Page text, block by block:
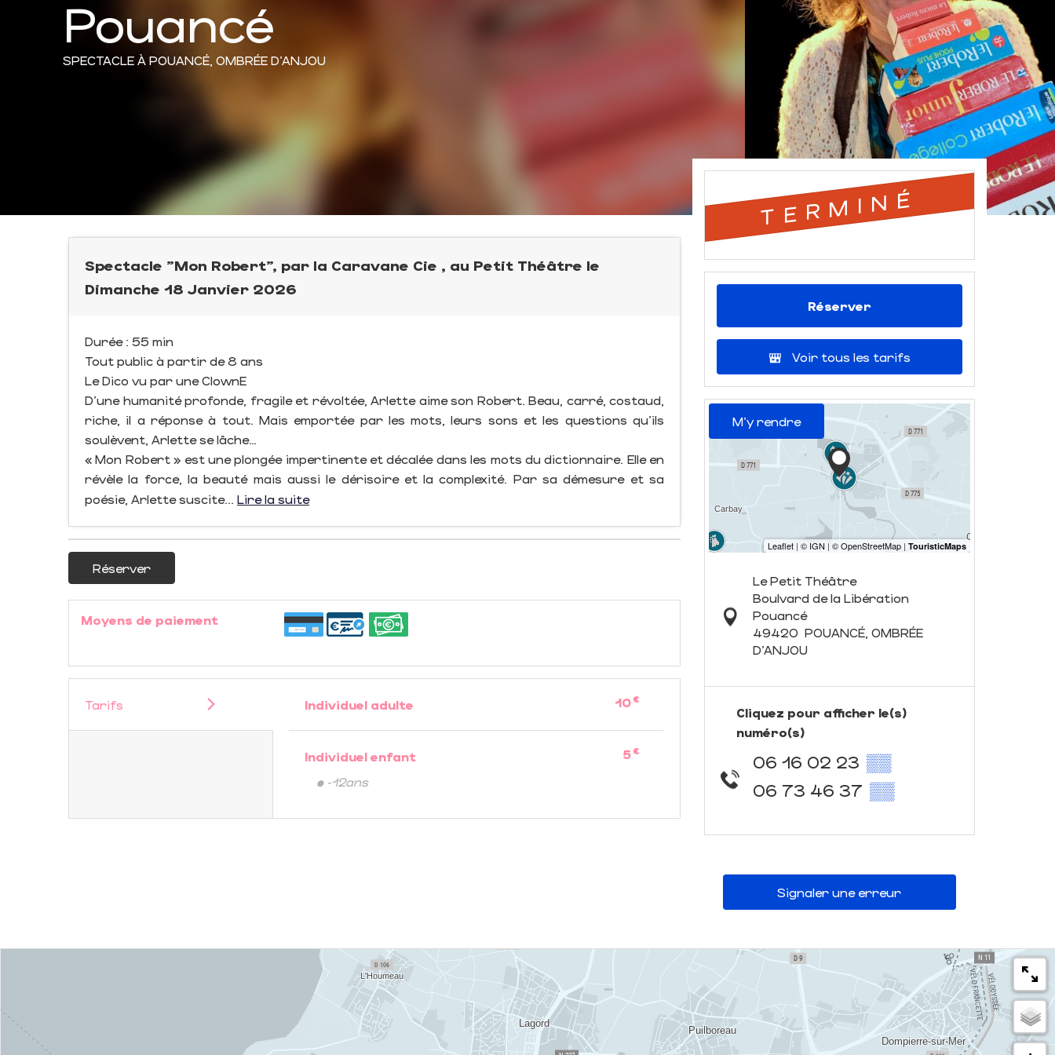
Pouancé
SPECTACLE À POUANCÉ, OMBRÉE D'ANJOU
Spectacle "Mon Robert", par la Caravane Cie , au Petit Théâtre le
Dimanche 18 Janvier 2026
Durée : 55 min
Tout public à partir de 8 ans
Le Dico vu par une ClownE
D’une humanité profonde, fragile et révoltée, Arlette aime son Robert. Beau, carré, costaud,
riche, il a réponse à tout. Mais emportée par les mots, leurs sons et les questions qu’ils
soulèvent, Arlette se lâche…
« Mon Robert » est une plongée impertinente et décalée dans les mots du dictionnaire. Elle en
révèle la force, la beauté mais aussi le dérisoire et la complexité. Par sa démesure et sa
poésie, Arlette suscite... Lire la suite
Réserver
Moyens de paiement
Tarifs Individuel adulte 10 €
Individuel enfant 5 €
• -12ans
TERMINÉ
Réserver
Voir tous les tarifs
M'y rendre
Le Petit Théâtre
Boulvard de la Libération
Pouancé
49420 POUANCÉ, OMBRÉE
D'ANJOU
Cliquez pour afficher le(s)
numéro(s)
06 16 02 23 ▒▒
06 73 46 37 ▒▒
Signaler une erreur